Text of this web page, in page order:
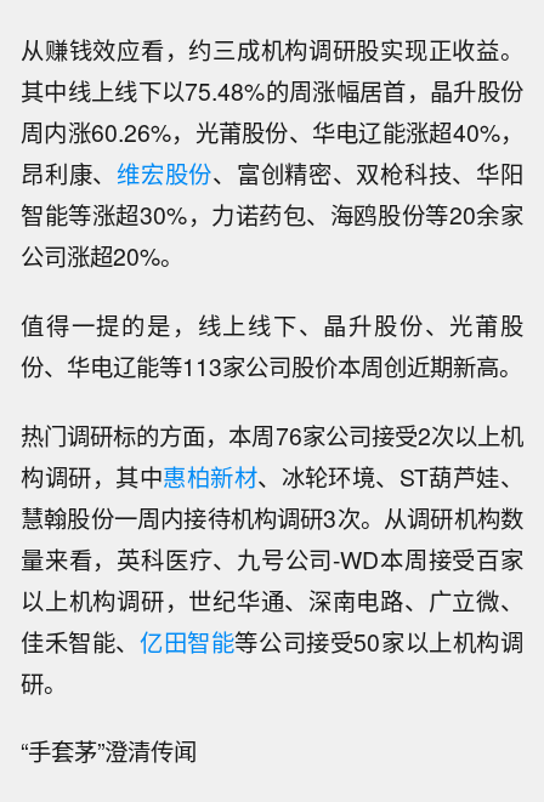
从赚钱效应看，约三成机构调研股实现正收益。
其中线上线下以75.48%的周涨幅居首，晶升股份
周内涨60.26%，光莆股份、华电辽能涨超40%，
昂利康、维宏股份、富创精密、双枪科技、华阳
智能等涨超30%，力诺药包、海鸥股份等20余家
公司涨超20%。
值得一提的是，线上线下、晶升股份、光莆股
份、华电辽能等113家公司股价本周创近期新高。
热门调研标的方面，本周76家公司接受2次以上机
构调研，其中惠柏新材、冰轮环境、ST葫芦娃、
慧翰股份一周内接待机构调研3次。从调研机构数
量来看，英科医疗、九号公司-WD本周接受百家
以上机构调研，世纪华通、深南电路、广立微、
佳禾智能、亿田智能等公司接受50家以上机构调
研。
“手套茅”澄清传闻